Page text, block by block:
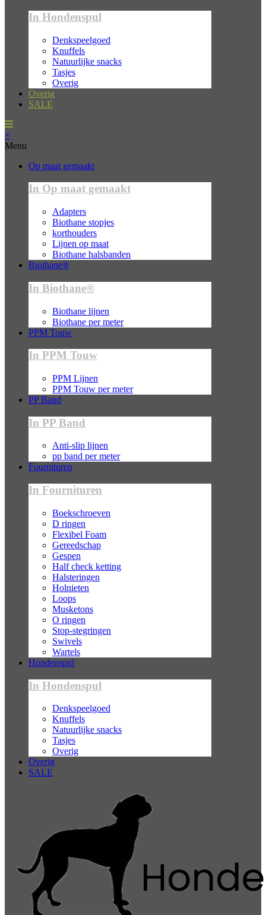
In Hondenspul
Denkspeelgoed
Knuffels
Natuurlijke snacks
Tasjes
Overig
Overig
SALE
×
Menu
Op maat gemaakt
In Op maat gemaakt
Adapters
Biothane stopjes
korthouders
Lijnen op maat
Biothane halsbanden
Biothane®
In Biothane®
Biothane lijnen
Biothane per meter
PPM Touw
In PPM Touw
PPM Lijnen
PPM Touw per meter
PP Band
In PP Band
Anti-slip lijnen
pp band per meter
Fournituren
In Fournituren
Boekschroeven
D ringen
Flexibel Foam
Gereedschap
Gespen
Half check ketting
Halsteringen
Holnieten
Loops
Musketons
O ringen
Stop-stegringen
Swivels
Wartels
Hondenspul
In Hondenspul
Denkspeelgoed
Knuffels
Natuurlijke snacks
Tasjes
Overig
Overig
SALE